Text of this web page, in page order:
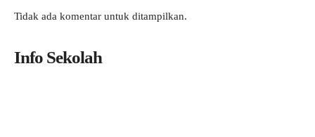
Tidak ada komentar untuk ditampilkan.
Info Sekolah